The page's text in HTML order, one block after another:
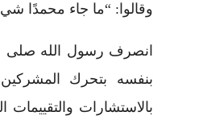
وقالوا: “ما جاء محمدًا
انصرف رسول الله صلى
بنفسه بتحرك
بالاستشارات